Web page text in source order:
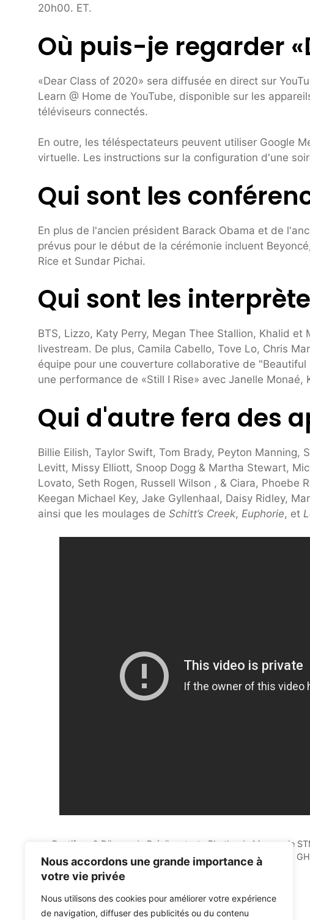
Nous accordons une grande importance à
votre vie privée
Nous utilisons des cookies pour améliorer votre expérience
de navigation, diffuser des publicités ou du contenu
20h00. ET.
Où puis-je regarder
«Dear Class of 2020» sera diffusée en direct sur
Learn @ Home de YouTube, disponible sur les
téléviseurs connectés.
En outre, les téléspectateurs peuvent utiliser Google
virtuelle. Les instructions sur la configuration d'une
Qui sont les
En plus de l'ancien président Barack Obama et de
prévus pour le début de la cérémonie incluent
Rice et Sundar Pichai.
Qui sont les
BTS, Lizzo, Katy Perry, Megan Thee Stallion, Khalid
livestream. De plus, Camila Cabello, Tove Lo, Chris
équipe pour une couverture collaborative de
une performance de «Still I Rise» avec Janelle Monaé,
Qui d'autre fera des
Billie Eilish, Taylor Swift, Tom Brady, Peyton
Levitt, Missy Elliott, Snoop Dogg & Martha Stewart,
Lovato, Seth Rogen, Russell Wilson , & Ciara, Phoebe
Keegan Michael Key, Jake Gyllenhaal, Daisy Ridley,
ainsi que les moulages de Schitt’s Creek, Euphorie, et
Pontifexx & Düncan du Brésil sortent «Rhythm In Me» sur le
L'INJECTION HEBDOMADAIRE: Nouvelles versions de THE